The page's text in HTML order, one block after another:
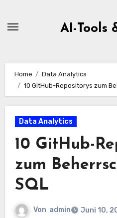
AI-Tools
Home
Data Analytics
10 GitHub-Repositorys zum
Data Analytics
10 GitHub-
zum
SQL
Von admin
Juni 10,